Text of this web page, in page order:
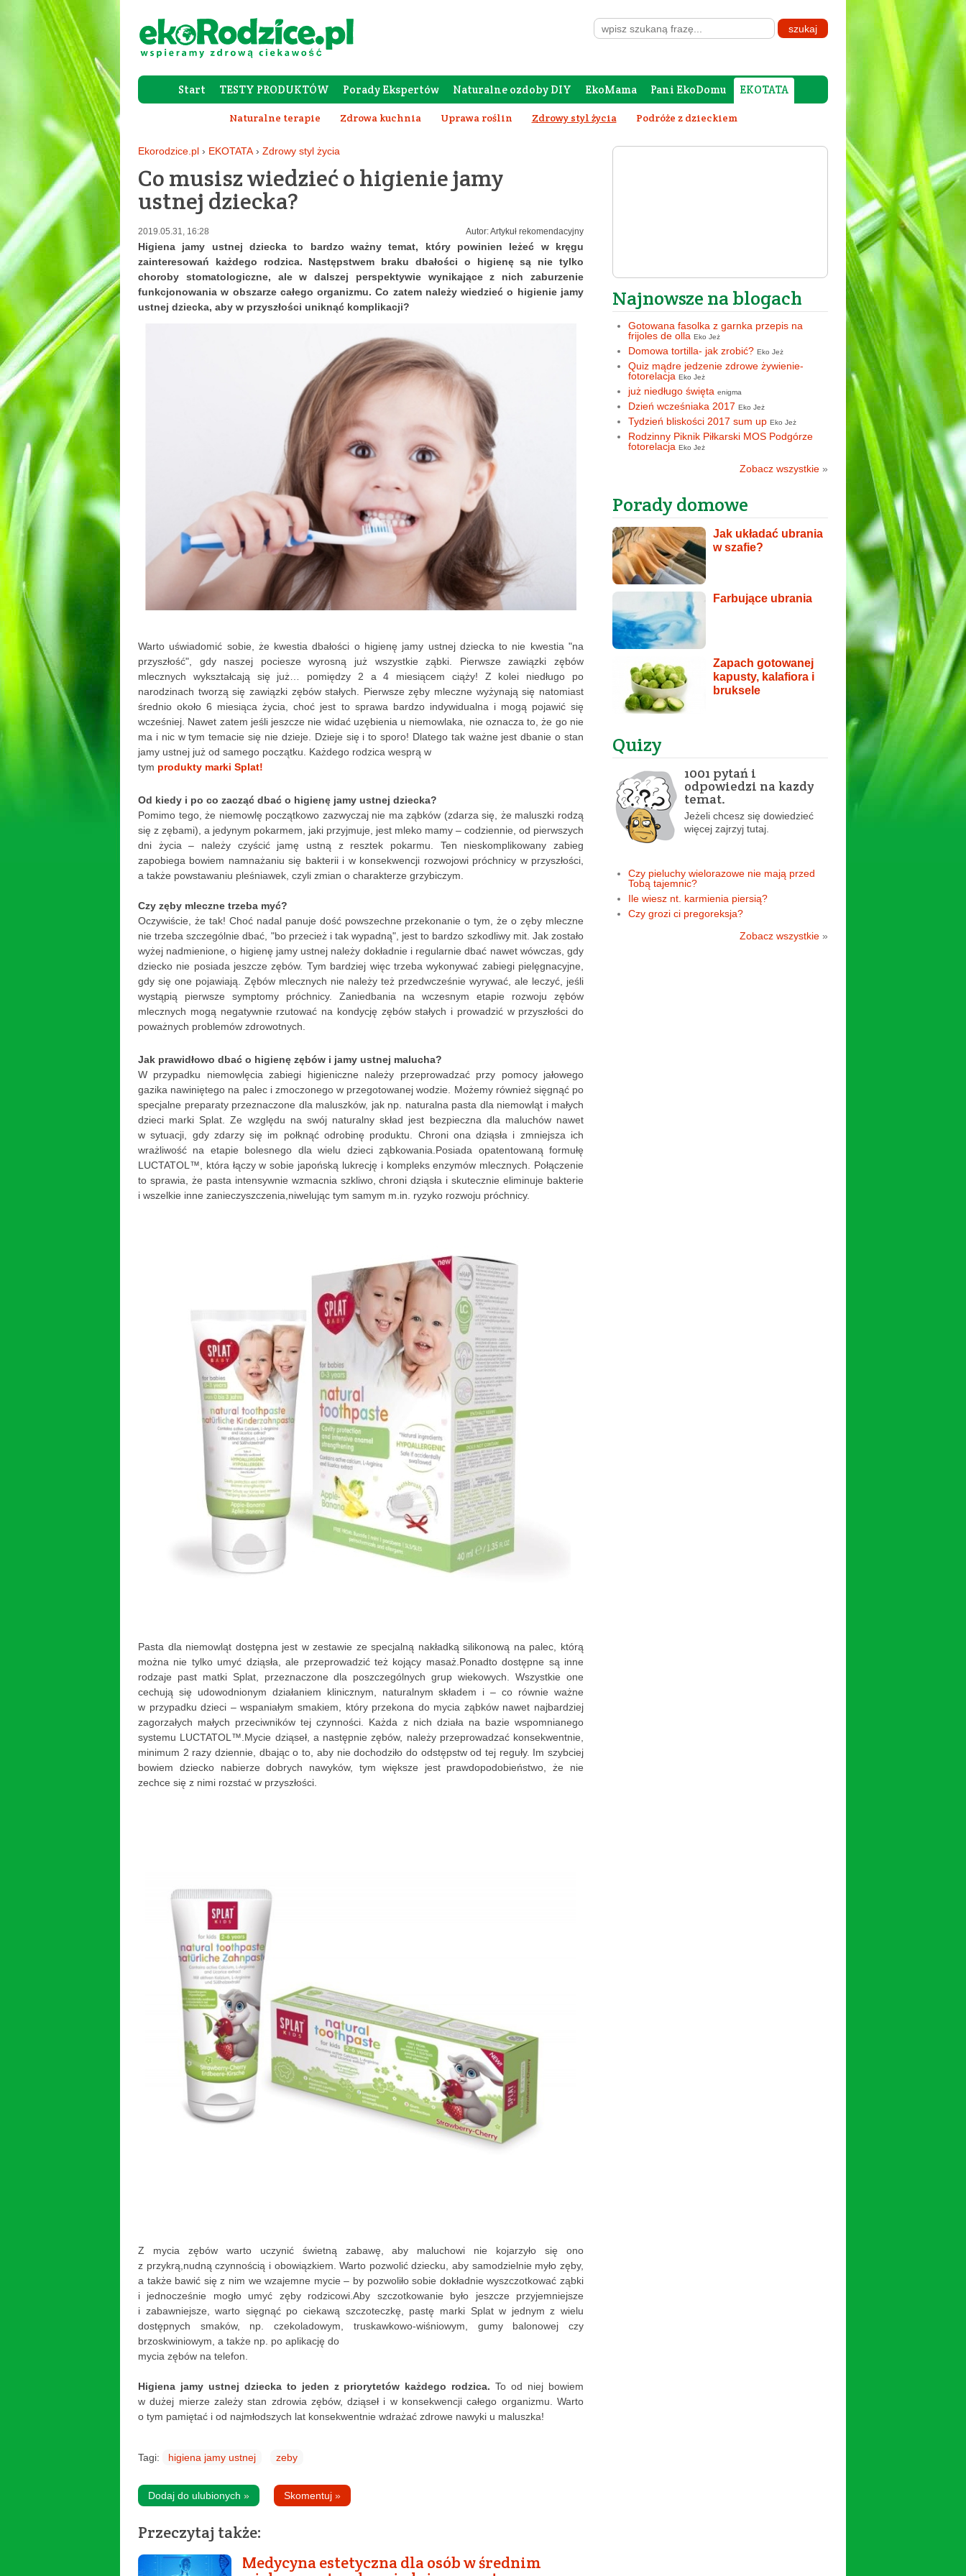
Start TESTY PRODUKTÓW Porady Ekspertów Naturalne ozdoby DIY EkoMama Pani EkoDomu EKOTATA
Forum Rodziców Galeria Szafing
Naturalne terapie Zdrowa kuchnia Uprawa roślin Zdrowy styl życia Podróże z dzieckiem
Ekorodzice.pl › EKOTATA › Zdrowy styl życia
Co musisz wiedzieć o higienie jamy
ustnej dziecka?
Autor: Artykuł rekomendacyjny
2019.05.31, 16:28
Higiena jamy ustnej dziecka to bardzo ważny temat, który powinien leżeć w kręgu
zainteresowań każdego rodzica. Następstwem braku dbałości o higienę są nie tylko
choroby stomatologiczne, ale w dalszej perspektywie wynikające z nich zaburzenie
funkcjonowania w obszarze całego organizmu. Co zatem należy wiedzieć o higienie jamy
ustnej dziecka, aby w przyszłości uniknąć komplikacji?
Warto uświadomić sobie, że kwestia dbałości o higienę jamy ustnej dziecka to nie kwestia "na
przyszłość", gdy naszej pociesze wyrosną już wszystkie ząbki. Pierwsze zawiązki zębów
mlecznych wykształcają się już… pomiędzy 2 a 4 miesiącem ciąży! Z kolei niedługo po
narodzinach tworzą się zawiązki zębów stałych. Pierwsze zęby mleczne wyżynają się natomiast
średnio około 6 miesiąca życia, choć jest to sprawa bardzo indywidualna i mogą pojawić się
wcześniej. Nawet zatem jeśli jeszcze nie widać uzębienia u niemowlaka, nie oznacza to, że go nie
ma i nic w tym temacie się nie dzieje. Dzieje się i to sporo! Dlatego tak ważne jest dbanie o stan
jamy ustnej już od samego początku. Każdego rodzica wesprą w
tym produkty marki Splat!
Od kiedy i po co zacząć dbać o higienę jamy ustnej dziecka?
Pomimo tego, że niemowlę początkowo zazwyczaj nie ma ząbków (zdarza się, że maluszki rodzą
się z zębami), a jedynym pokarmem, jaki przyjmuje, jest mleko mamy – codziennie, od pierwszych
dni życia – należy czyścić jamę ustną z resztek pokarmu. Ten nieskomplikowany zabieg
zapobiega bowiem namnażaniu się bakterii i w konsekwencji rozwojowi próchnicy w przyszłości,
a także powstawaniu pleśniawek, czyli zmian o charakterze grzybiczym.
Czy zęby mleczne trzeba myć?
Oczywiście, że tak! Choć nadal panuje dość powszechne przekonanie o tym, że o zęby mleczne
nie trzeba szczególnie dbać, "bo przecież i tak wypadną", jest to bardzo szkodliwy mit. Jak zostało
wyżej nadmienione, o higienę jamy ustnej należy dokładnie i regularnie dbać nawet wówczas, gdy
dziecko nie posiada jeszcze zębów. Tym bardziej więc trzeba wykonywać zabiegi pielęgnacyjne,
gdy się one pojawiają. Zębów mlecznych nie należy też przedwcześnie wyrywać, ale leczyć, jeśli
wystąpią pierwsze symptomy próchnicy. Zaniedbania na wczesnym etapie rozwoju zębów
mlecznych mogą negatywnie rzutować na kondycję zębów stałych i prowadzić w przyszłości do
poważnych problemów zdrowotnych.
Jak prawidłowo dbać o higienę zębów i jamy ustnej malucha?
W przypadku niemowlęcia zabiegi higieniczne należy przeprowadzać przy pomocy jałowego
gazika nawiniętego na palec i zmoczonego w przegotowanej wodzie. Możemy również sięgnąć po
specjalne preparaty przeznaczone dla maluszków, jak np. naturalna pasta dla niemowląt i małych
dzieci marki Splat. Ze względu na swój naturalny skład jest bezpieczna dla maluchów nawet
w sytuacji, gdy zdarzy się im połknąć odrobinę produktu. Chroni ona dziąsła i zmniejsza ich
wrażliwość na etapie bolesnego dla wielu dzieci ząbkowania.Posiada opatentowaną formułę
LUCTATOL™, która łączy w sobie japońską lukrecję i kompleks enzymów mlecznych. Połączenie
to sprawia, że pasta intensywnie wzmacnia szkliwo, chroni dziąsła i skutecznie eliminuje bakterie
i wszelkie inne zanieczyszczenia,niwelując tym samym m.in. ryzyko rozwoju próchnicy.
Pasta dla niemowląt dostępna jest w zestawie ze specjalną nakładką silikonową na palec, którą
można nie tylko umyć dziąsła, ale przeprowadzić też kojący masaż.Ponadto dostępne są inne
rodzaje past matki Splat, przeznaczone dla poszczególnych grup wiekowych. Wszystkie one
cechują się udowodnionym działaniem klinicznym, naturalnym składem i – co równie ważne
w przypadku dzieci – wspaniałym smakiem, który przekona do mycia ząbków nawet najbardziej
zagorzałych małych przeciwników tej czynności. Każda z nich działa na bazie wspomnianego
systemu LUCTATOL™.Mycie dziąseł, a następnie zębów, należy przeprowadzać konsekwentnie,
minimum 2 razy dziennie, dbając o to, aby nie dochodziło do odstępstw od tej reguły. Im szybciej
bowiem dziecko nabierze dobrych nawyków, tym większe jest prawdopodobieństwo, że nie
zechce się z nimi rozstać w przyszłości.
Z mycia zębów warto uczynić świetną zabawę, aby maluchowi nie kojarzyło się ono
z przykrą,nudną czynnością i obowiązkiem. Warto pozwolić dziecku, aby samodzielnie myło zęby,
a także bawić się z nim we wzajemne mycie – by pozwoliło sobie dokładnie wyszczotkować ząbki
i jednocześnie mogło umyć zęby rodzicowi.Aby szczotkowanie było jeszcze przyjemniejsze
i zabawniejsze, warto sięgnąć po ciekawą szczoteczkę, pastę marki Splat w jednym z wielu
dostępnych smaków, np. czekoladowym, truskawkowo-wiśniowym, gumy balonowej czy
brzoskwiniowym, a także np. po aplikację do
mycia zębów na telefon.
Higiena jamy ustnej dziecka to jeden z priorytetów każdego rodzica. To od niej bowiem
w dużej mierze zależy stan zdrowia zębów, dziąseł i w konsekwencji całego organizmu. Warto
o tym pamiętać i od najmłodszych lat konsekwentnie wdrażać zdrowe nawyki u maluszka!
Tagi: higiena jamy ustnej zeby
Dodaj do ulubionych » Skomentuj »
Przeczytaj także:
Medycyna estetyczna dla osób w średnim
Najnowsze na blogach
Gotowana fasolka z garnka przepis na
frijoles de olla Eko Jeż
Domowa tortilla- jak zrobić? Eko Jeż
Quiz mądre jedzenie zdrowe żywienie-
fotorelacja Eko Jeż
już niedługo święta enigma
Dzień wcześniaka 2017 Eko Jeż
Tydzień bliskości 2017 sum up Eko Jeż
Rodzinny Piknik Piłkarski MOS Podgórze
fotorelacja Eko Jeż
Zobacz wszystkie »
Porady domowe
Jak układać ubrania
w szafie?
Farbujące ubrania
Zapach gotowanej
kapusty, kalafiora i
bruksele
Quizy
1001 pytań i
odpowiedzi na kazdy
temat.
Jeżeli chcesz się dowiedzieć
więcej zajrzyj tutaj.
Czy pieluchy wielorazowe nie mają przed
Tobą tajemnic?
Ile wiesz nt. karmienia piersią?
Czy grozi ci pregoreksja?
Zobacz wszystkie »